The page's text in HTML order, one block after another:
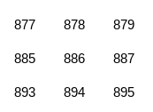
877 878 879
885 886 887
893 894 895